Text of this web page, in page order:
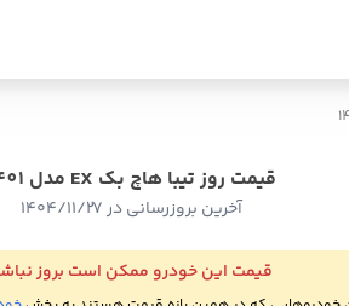
قیمت روز تیبا هاچ بک EX مدل 1401
آخرین بروزرسانی در ۱۴۰۴/۱۱/۲۷
قیمت این خودرو ممکن است بروز